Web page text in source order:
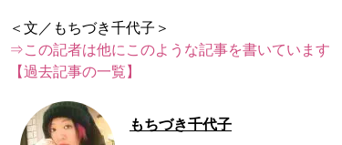
⇒この記者は他にこのような記事を書いています
【過去記事の一覧】
もちづき千代子